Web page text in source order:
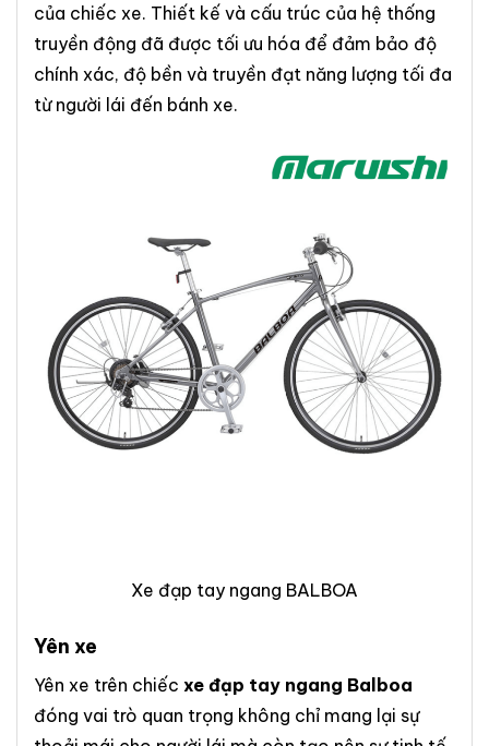
của chiếc xe. Thiết kế và cấu trúc của hệ thống
truyền động đã được tối ưu hóa để đảm bảo độ
chính xác, độ bền và truyền đạt năng lượng tối đa
từ người lái đến bánh xe.
Xe đạp tay ngang BALBOA
Yên xe
Yên xe trên chiếc xe đạp tay ngang Balboa
đóng vai trò quan trọng không chỉ mang lại sự